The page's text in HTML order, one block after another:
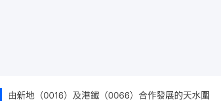
由新地（0016）及港鐵（0066）合作發展的天水圍